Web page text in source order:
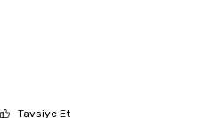
Tavsiye Et